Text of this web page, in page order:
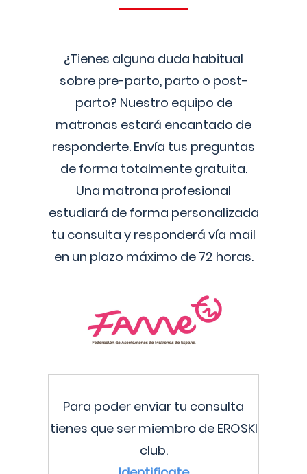
¿Tienes alguna duda habitual
sobre pre-parto, parto o post-
parto? Nuestro equipo de
matronas estará encantado de
responderte. Envía tus preguntas
de forma totalmente gratuita.
Una matrona profesional
estudiará de forma personalizada
tu consulta y responderá vía mail
en un plazo máximo de 72 horas.
Para poder enviar tu consulta
tienes que ser miembro de EROSKI
club.